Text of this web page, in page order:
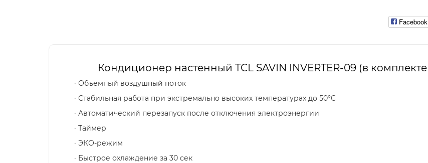
Facebook
Кондиционер настенный TCL SAVIN INVERTER-09 (в
· Объемный воздушный поток
· Стабильная работа при экстремально высоких температурах до 50°C
· Автоматический перезапуск после отключения электроэнергии
· Таймер
· ЭКО-режим
· Быстрое охлаждение за 30 сек